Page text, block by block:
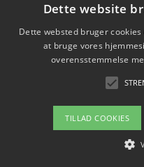
Sådan planlægger du
reduktion
Copyright
Om / kontakt
Dette website
Dette websted bruger
at bruge vores
overensstemmelse
TILLAD COOKIES